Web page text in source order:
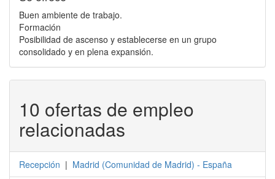
Buen ambiente de trabajo.
Formación
Posibilidad de ascenso y establecerse en un grupo
consolidado y en plena expansión.
10 ofertas de empleo
relacionadas
Recepción | Madrid (Comunidad de Madrid) - España